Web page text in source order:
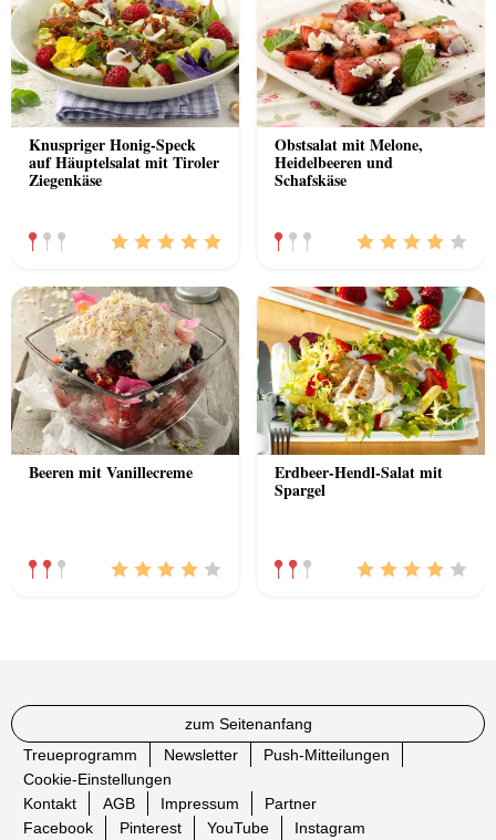
Knuspriger Honig-Speck
auf Häuptelsalat mit Tiroler
Ziegenkäse
Obstsalat mit Melone,
Heidelbeeren und
Schafskäse
Beeren mit Vanillecreme Erdbeer-Hendl-Salat mit
Spargel
zum Seitenanfang
Treueprogramm
Newsletter
Push-Mitteilungen
Cookie-Einstellungen
Kontakt
AGB Impressum
Partner
Facebook
Pinterest YouTube Instagram